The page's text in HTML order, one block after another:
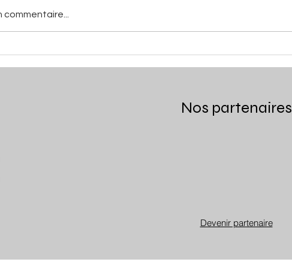
commentaire...
Nos partenaires
Devenir partenaire